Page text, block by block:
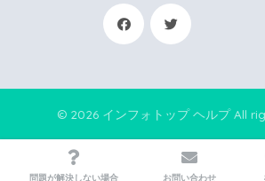
© 2026 インフォトップ ヘルプ All
問題が解決しない場合 お問い合わせ